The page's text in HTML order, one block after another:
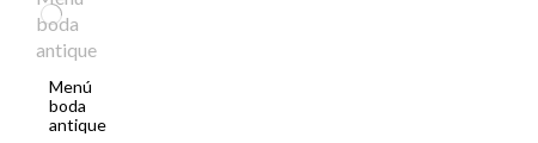
Menú
boda
antique